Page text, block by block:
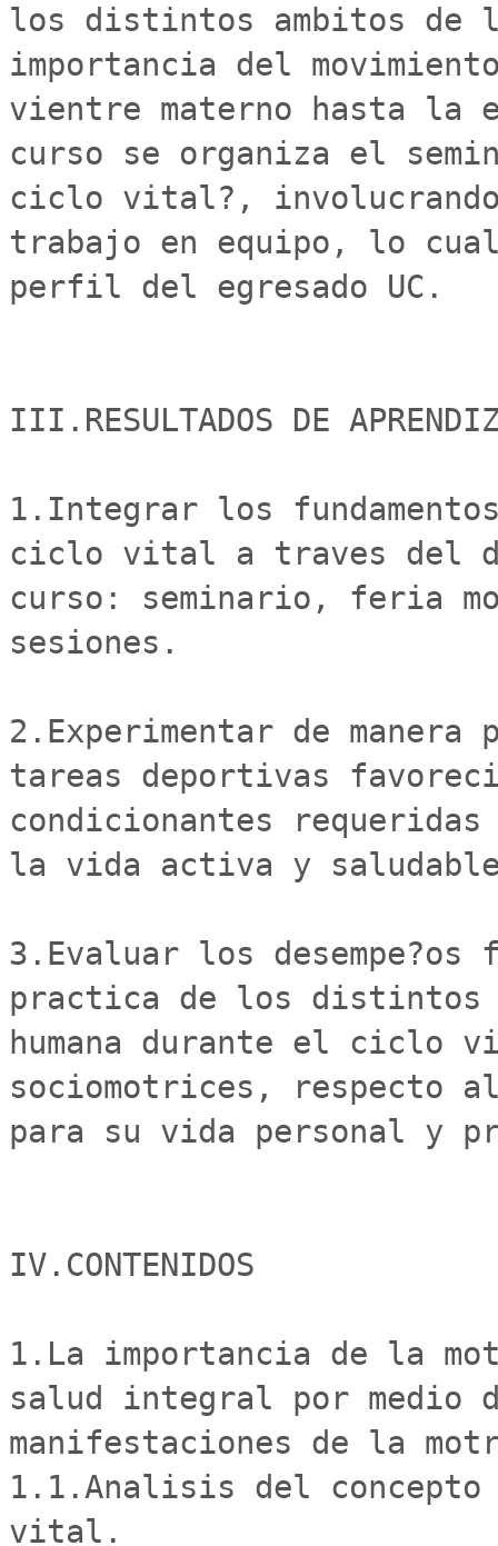
los distintos ambitos de
importancia del
vientre materno hasta la
curso se organiza el
ciclo vital?,
trabajo en equipo, lo
perfil del egresado UC.
III.RESULTADOS DE
1.Integrar los
ciclo vital a traves del
curso: seminario, feria
sesiones.
2.Experimentar de
tareas deportivas
condicionantes
la vida activa y
3.Evaluar los
practica de los distintos
humana durante el ciclo
sociomotrices, respecto
para su vida personal y
IV.CONTENIDOS
1.La importancia de la
salud integral por medio
manifestaciones de la
1.1.Analisis del concepto
vital.